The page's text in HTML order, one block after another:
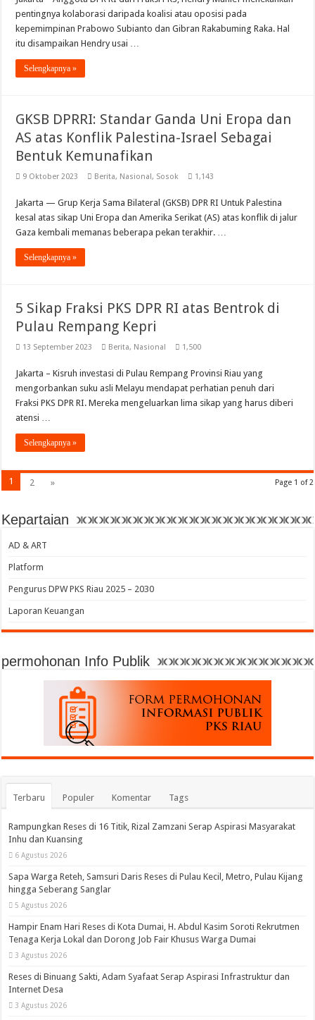
pentingnya kolaborasi daripada koalisi atau oposisi pada
kepemimpinan Prabowo Subianto dan Gibran Rakabuming Raka. Hal
itu disampaikan Hendry usai …
Selengkapnya »
GKSB DPRRI: Standar Ganda Uni Eropa dan
AS atas Konflik Palestina-Israel Sebagai
Bentuk Kemunafikan
9 Oktober 2023 Berita, Nasional, Sosok 1,143
Jakarta — Grup Kerja Sama Bilateral (GKSB) DPR RI Untuk Palestina
kesal atas sikap Uni Eropa dan Amerika Serikat (AS) atas konflik di jalur
Gaza kembali memanas beberapa pekan terakhir. …
Selengkapnya »
5 Sikap Fraksi PKS DPR RI atas Bentrok di
Pulau Rempang Kepri
13 September 2023 Berita, Nasional 1,500
Jakarta – Kisruh investasi di Pulau Rempang Provinsi Riau yang
mengorbankan suku asli Melayu mendapat perhatian penuh dari
Fraksi PKS DPR RI. Mereka mengeluarkan lima sikap yang harus diberi
atensi …
Selengkapnya »
Page 1 of 2
1 2 »
Kepartaian
AD & ART
Platform
Pengurus DPW PKS Riau 2025 – 2030
Laporan Keuangan
permohonan Info Publik
Terbaru Populer Komentar Tags
Rampungkan Reses di 16 Titik, Rizal Zamzani Serap Aspirasi Masyarakat
Inhu dan Kuansing
6 Agustus 2026
Sapa Warga Reteh, Samsuri Daris Reses di Pulau Kecil, Metro, Pulau Kijang
hingga Seberang Sanglar
5 Agustus 2026
Hampir Enam Hari Reses di Kota Dumai, H. Abdul Kasim Soroti Rekrutmen
Tenaga Kerja Lokal dan Dorong Job Fair Khusus Warga Dumai
3 Agustus 2026
Reses di Binuang Sakti, Adam Syafaat Serap Aspirasi Infrastruktur dan
Internet Desa
3 Agustus 2026